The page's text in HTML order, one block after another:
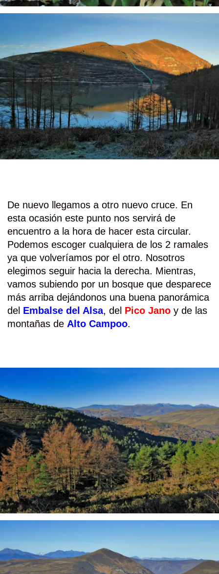
De nuevo llegamos a otro nuevo cruce. En
esta ocasión este punto nos servirá de
encuentro a la hora de hacer esta circular.
Podemos escoger cualquiera de los 2 ramales
ya que volveríamos por el otro. Nosotros
elegimos seguir hacia la derecha. Mientras,
vamos subiendo por un bosque que desparece
más arriba dejándonos una buena panorámica
del Embalse del Alsa, del Pico Jano y de las
montañas de Alto Campoo.